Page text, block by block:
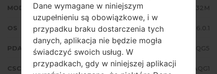
MODEL Samsung SM-G532M
OS Android Marshmallow 6.0.1
PDA/AP WERSJA G532MUMU1AQG5
CSC WERSJA G532MTNX1AQG1
Dane wymagane w niniejszym
uzupełnieniu są obowiązkowe, i w
przypadku braku dostarczenia tych
danych, aplikacja nie będzie mogła
świadczyć swoich usług. W
przypadkach, gdy w niniejszej aplikacji